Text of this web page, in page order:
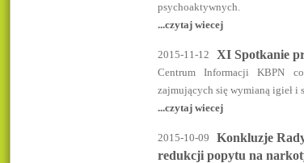
psychoaktywnych.
...czytaj wiecej
2015-11-12 XI Spotkanie
Centrum Informacji KBPN
zajmujących się wymianą igieł i
...czytaj wiecej
2015-10-09
Konkluzje
redukcji popytu na